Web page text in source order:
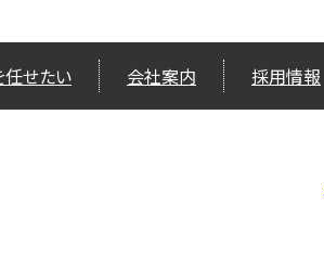
せたい 会社案内 採用情報